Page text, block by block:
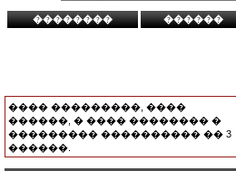
���� ���������, ����
������, � ���� �������� �
��������� ���������� �� 3
������.